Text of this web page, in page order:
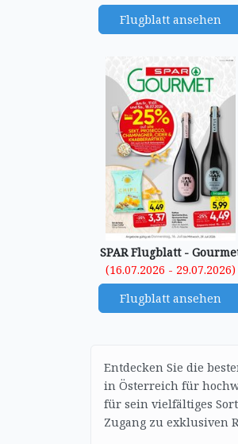
Flugblatt ansehen
SPAR Flugblatt -
(16.07.2026 - 29.07.2026)
Flugblatt ansehen
Entdecken Sie die
in Österreich für
für sein vielfältiges
Zugang zu exklusiven